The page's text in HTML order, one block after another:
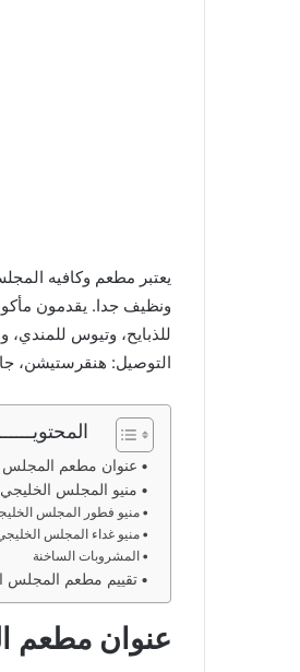
يعتبر مطعم وكافيه
ونظيف جدا. يقدمون
التوصيل: هنقرستيشن،
عنوان مطعم المجلس
منيو المجلس الخليجي
منيو فطور المجلس
منيو غداء المجلس
المشروبات الساخنة
تقييم مطعم المجلس
عنوان مطعم